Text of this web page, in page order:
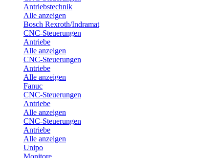
Antriebstechnik
Alle anzeigen
Bosch Rexroth/Indramat
CNC-Steuerungen
Antriebe
Alle anzeigen
CNC-Steuerungen
Antriebe
Alle anzeigen
Fanuc
CNC-Steuerungen
Antriebe
Alle anzeigen
CNC-Steuerungen
Antriebe
Alle anzeigen
Unipo
Monitore